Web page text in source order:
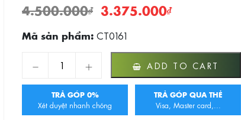
4.500.000₫ 3.375.000₫
Mã sản phẩm: CT0161
CT0161 Tay vịn Cotto quantity
ADD TO CART
TRẢ GÓP 0%
Xét duyệt nhanh chóng
TRẢ GÓP QUA THẺ
Visa, Master card,...